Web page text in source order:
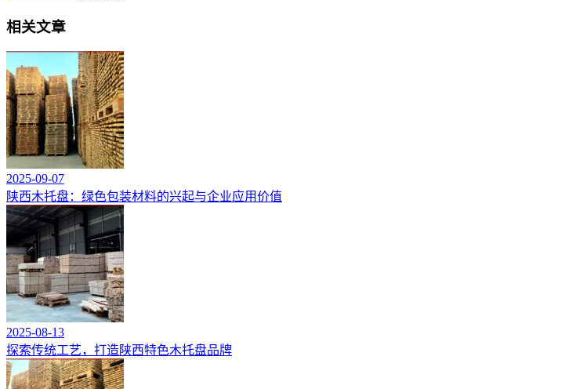
相关文章
2025-09-07
陕西木托盘：绿色包装材料的兴起与企业应用价值
2025-08-13
探索传统工艺，打造陕西特色木托盘品牌